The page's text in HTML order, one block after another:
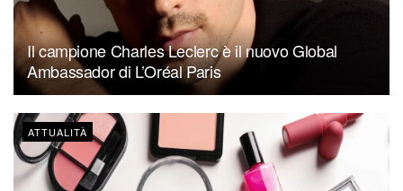
Il campione Charles Leclerc è il nuovo Global
Ambassador di L’Oréal Paris
ATTUALITÀ